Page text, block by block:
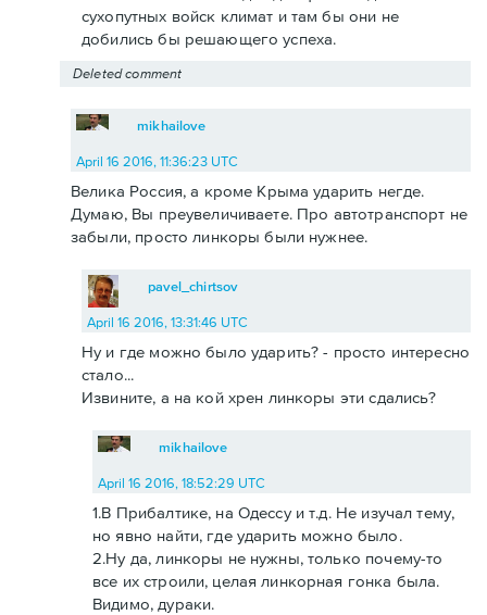
сухопутных войск климат и там бы они не
добились бы решающего успеха.
Deleted comment
mikhailove
April 16 2016, 11:36:23 UTC
Велика Россия, а кроме Крыма ударить негде.
Думаю, Вы преувеличиваете. Про автотранспорт не
забыли, просто линкоры были нужнее.
pavel_chirtsov
April 16 2016, 13:31:46 UTC
Ну и где можно было ударить? - просто интересно
стало...
Извините, а на кой хрен линкоры эти сдались?
mikhailove
April 16 2016, 18:52:29 UTC
1.В Прибалтике, на Одессу и т.д. Не изучал тему,
но явно найти, где ударить можно было.
2.Ну да, линкоры не нужны, только почему-то
все их строили, целая линкорная гонка была.
Видимо, дураки.